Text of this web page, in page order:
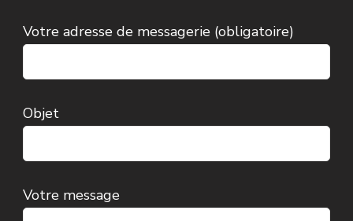
Votre adresse de messagerie (obligatoire)
Objet
Votre message